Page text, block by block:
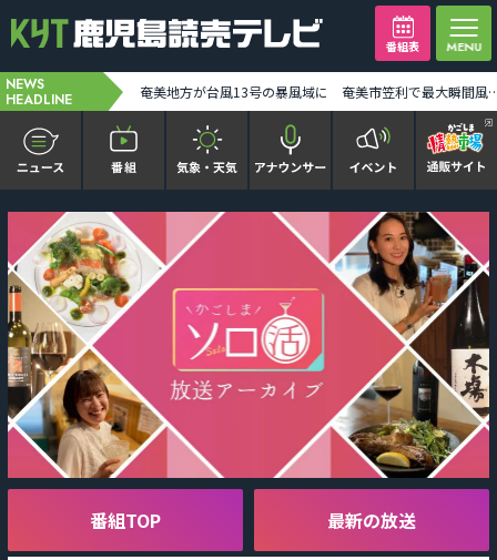
番組表
NEWS
HEADLINE 台風13号奄美地方の一部が暴風域に 7日朝から昼前にかけ奄美地方に最接近か 線状降水帯発生の恐れも [2026-08-07 00:00:00] 奄美地方が台風13号の暴風域に 奄美市笠利で最大瞬間風速34メ
かごピタ FAMILIAR
KYT news every かごしま
かごしまソロ活
It推しTV
番組表を見る
番組TOP 最新の放送